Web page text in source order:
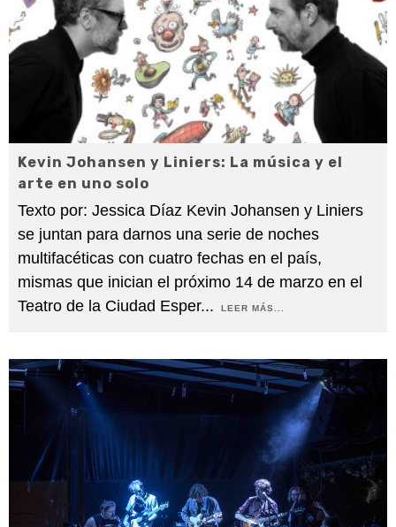
Kevin Johansen y Liniers: La música y el
arte en uno solo
Texto por: Jessica Díaz Kevin Johansen y Liniers
se juntan para darnos una serie de noches
multifacéticas con cuatro fechas en el país,
mismas que inician el próximo 14 de marzo en el
Teatro de la Ciudad Esper... LEER MÁS...